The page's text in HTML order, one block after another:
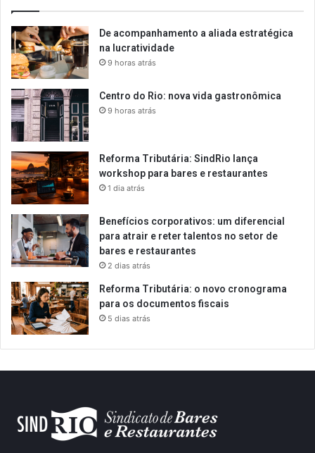
De acompanhamento a aliada estratégica
na lucratividade
9 horas atrás
Centro do Rio: nova vida gastronômica
9 horas atrás
Reforma Tributária: SindRio lança
workshop para bares e restaurantes
1 dia atrás
Benefícios corporativos: um diferencial
para atrair e reter talentos no setor de
bares e restaurantes
2 dias atrás
Reforma Tributária: o novo cronograma
para os documentos fiscais
5 dias atrás